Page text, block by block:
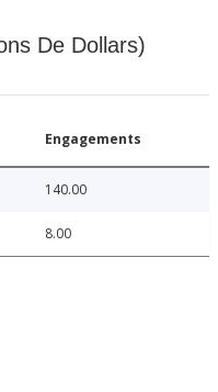
De Dollars)
Engagements
140.00
8.00